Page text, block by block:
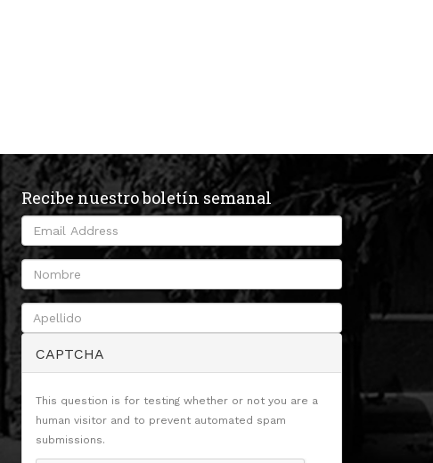
Recibe nuestro boletín semanal
CAPTCHA
This question is for testing whether or not you are a
human visitor and to prevent automated spam
submissions.